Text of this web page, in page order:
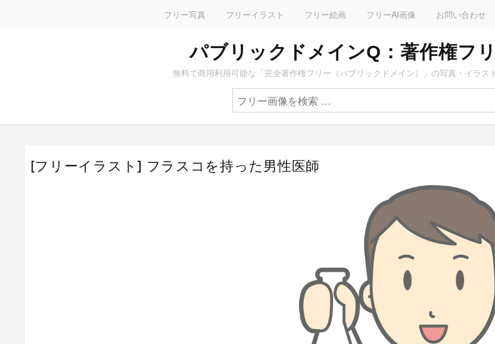
フリー写真 フリーイラスト フリー絵画 フリーAI画像 お問い合わせ
パブリックドメインQ：著作権フ
無料で商用利用可能な「完全著作権フリー（パブリックドメイン）」の写真・イラス
[フリーイラスト] フラスコを持った男性医師